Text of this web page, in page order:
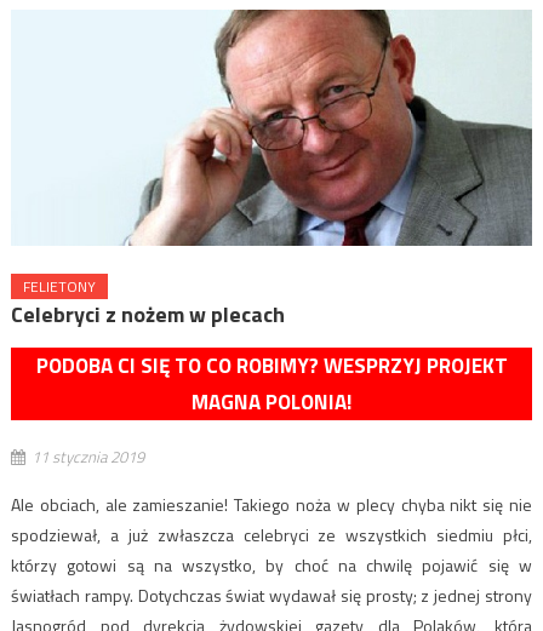
FELIETONY
Celebryci z nożem w plecach
PODOBA CI SIĘ TO CO ROBIMY? WESPRZYJ PROJEKT
MAGNA POLONIA!
11 stycznia 2019
Ale obciach, ale zamieszanie! Takiego noża w plecy chyba nikt się nie
spodziewał, a już zwłaszcza celebryci ze wszystkich siedmiu płci,
którzy gotowi są na wszystko, by choć na chwilę pojawić się w
światłach rampy. Dotychczas świat wydawał się prosty; z jednej strony
Jasnogród pod dyrekcją żydowskiej gazety dla Polaków, która